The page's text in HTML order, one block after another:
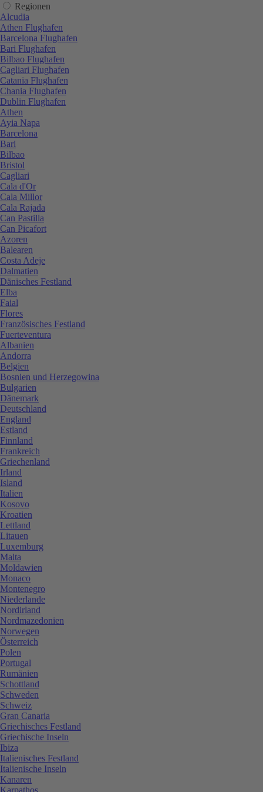
Regionen
Alcudia
Athen Flughafen
Barcelona Flughafen
Bari Flughafen
Bilbao Flughafen
Cagliari Flughafen
Catania Flughafen
Chania Flughafen
Dublin Flughafen
Athen
Ayia Napa
Barcelona
Bari
Bilbao
Bristol
Cagliari
Cala d'Or
Cala Millor
Cala Rajada
Can Pastilla
Can Picafort
Azoren
Balearen
Costa Adeje
Dalmatien
Dänisches Festland
Elba
Faial
Flores
Französisches Festland
Fuerteventura
Albanien
Andorra
Belgien
Bosnien und Herzegowina
Bulgarien
Dänemark
Deutschland
England
Estland
Finnland
Frankreich
Griechenland
Irland
Island
Italien
Kosovo
Kroatien
Lettland
Litauen
Luxemburg
Malta
Moldawien
Monaco
Montenegro
Niederlande
Nordirland
Nordmazedonien
Norwegen
Österreich
Polen
Portugal
Rumänien
Schottland
Schweden
Schweiz
Gran Canaria
Griechisches Festland
Griechische Inseln
Ibiza
Italienisches Festland
Italienische Inseln
Kanaren
Karpathos